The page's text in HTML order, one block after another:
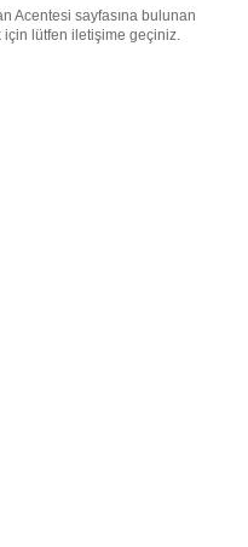
Acentesi sayfasına bulunan
için lütfen iletişime geçiniz.